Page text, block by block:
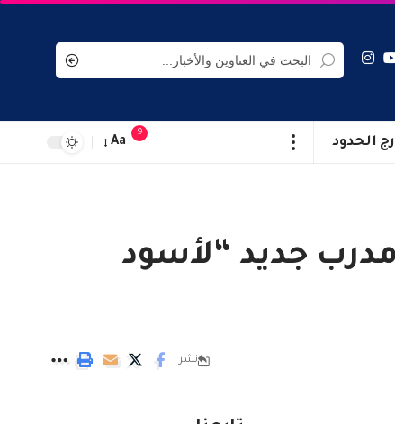
الحدود
9
Aa
مدرب جديد “لأسود
نشر